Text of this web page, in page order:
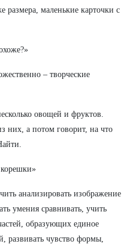
размера, маленькие карточки с
– творческие
овощей и фруктов.
них, а потом говорит, на что
анализировать изображение
умения сравнивать, учить
образующих единое
развивать чувство формы,